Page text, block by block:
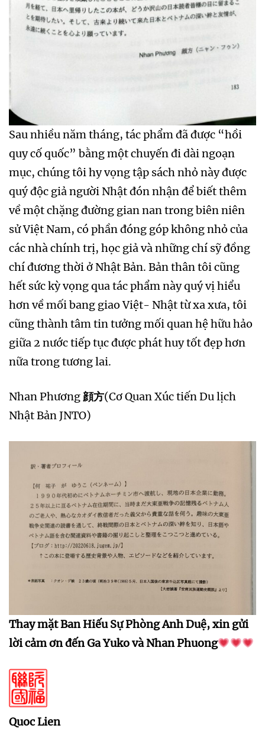
Sau nhiều năm tháng, tác phẩm đã được “hồi
quy cố quốc” bằng một chuyến đi dài ngoạn
mục, chúng tôi hy vọng tập sách nhỏ này được
quý độc giả người Nhật đón nhận để biết thêm
về một chặng đường gian nan trong biên niên
sử Việt Nam, có phần đóng góp không nhỏ của
các nhà chính trị, học giả và những chí sỹ đồng
chí đương thời ở Nhật Bản. Bản thân tôi cũng
hết sức kỳ vọng qua tác phẩm này quý vị hiểu
hơn về mối bang giao Việt- Nhật từ xa xưa, tôi
cũng thành tâm tin tưởng mối quan hệ hữu hảo
giữa 2 nước tiếp tục được phát huy tốt đẹp hơn
nữa trong tương lai.
Nhan Phương 顔方(Cơ Quan Xúc tiến Du lịch
Nhật Bản JNTO)
Thay mặt Ban Hiếu Sự Phòng Anh Duệ, xin gửi
lời cảm ơn đến Ga Yuko và Nhan Phuong
Quoc Lien